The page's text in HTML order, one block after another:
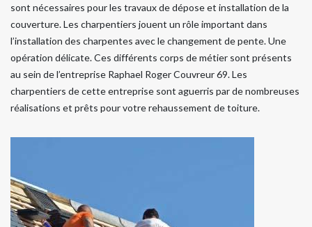
sont nécessaires pour les travaux de dépose et installation de la
couverture. Les charpentiers jouent un rôle important dans
l’installation des charpentes avec le changement de pente. Une
opération délicate. Ces différents corps de métier sont présents
au sein de l’entreprise Raphael Roger Couvreur 69. Les
charpentiers de cette entreprise sont aguerris par de nombreuses
réalisations et prêts pour votre rehaussement de toiture.